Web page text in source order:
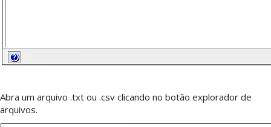
Abra um arquivo .txt ou .csv clicando no botão explorador de
arquivos.